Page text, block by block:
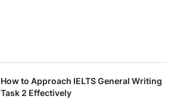
How to Approach IELTS General Writing
Task 2 Effectively